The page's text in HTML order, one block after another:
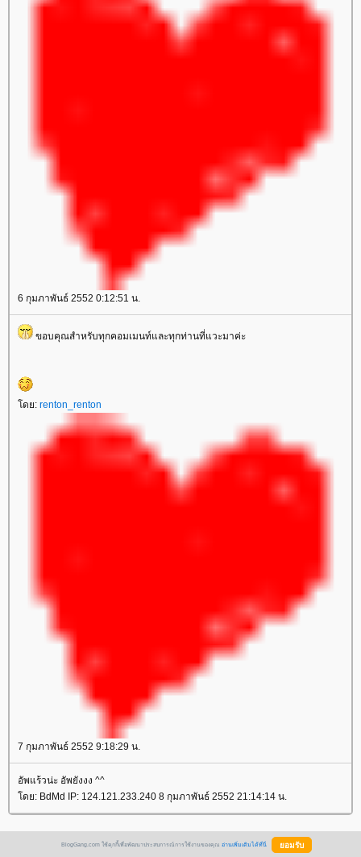
6 กุมภาพันธ์ 2552 0:12:51 น.
ขอบคุณสำหรับทุกคอมเมนท์และทุกท่านที่แวะมาค่ะ
ดย: renton_renton
7 กุมภาพันธ์ 2552 9:18:29 น.
อัพแร้วน่ะ อัพยังงง ^^
ดย: BdMd IP: 124.121.233.240 8 กุมภาพันธ์ 2552 21:14:14 น.
BlogGang.com ใช้คุกกี้เพื่อพัฒนาประสบการณ์การใช้งานของคุณ อ่านเพิ่มเติมได้ที่นี่